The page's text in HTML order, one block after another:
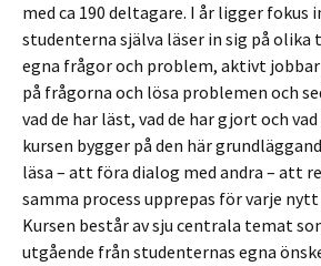
med ca 190 deltagare. I år ligger fokus
studenterna själva läser in sig på
egna frågor och problem, aktivt
på frågorna och lösa problemen och
vad de har läst, vad de har gjort och
kursen bygger på den här
läsa – att föra dialog med andra – att
samma process upprepas för varje
Kursen består av sju centrala temat
utgående från studenternas egna